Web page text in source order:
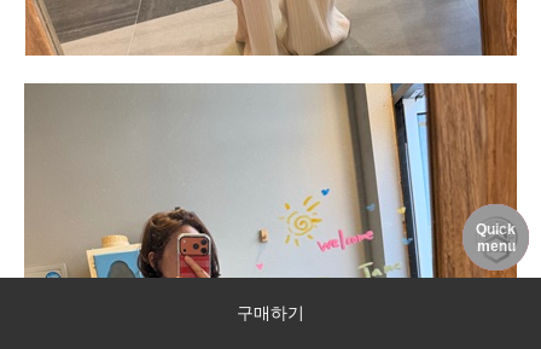
구매하기
NOTICE
MY PAGE
DELIVERY
Quick
menu